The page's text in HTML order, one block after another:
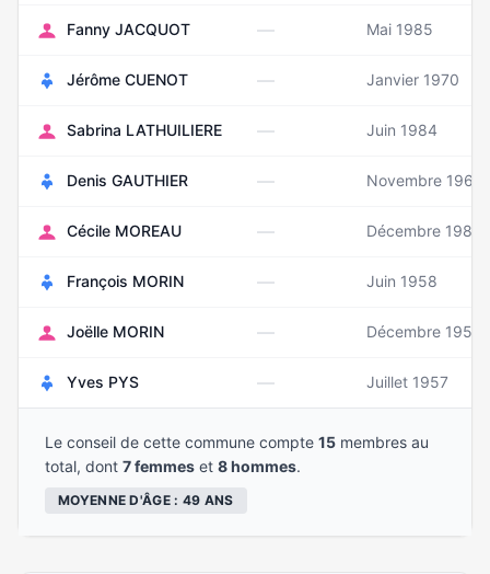
Fanny JACQUOT — Mai 1985
Jérôme CUENOT — Janvier 1970
Sabrina LATHUILIERE — Juin 1984
Denis GAUTHIER — Novembre 1963
Cécile MOREAU — Décembre 1989
François MORIN — Juin 1958
Joëlle MORIN — Décembre 1950
Yves PYS — Juillet 1957
Le conseil de cette commune compte 15 membres au
total, dont 7 femmes et 8 hommes.
MOYENNE D'ÂGE : 49 ANS